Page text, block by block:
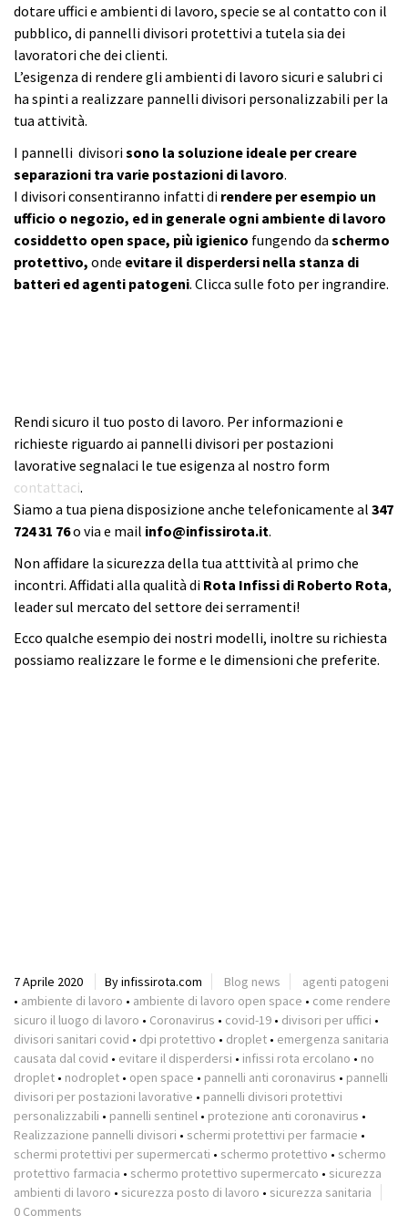
dotare uffici e ambienti di lavoro, specie se al contatto con il
pubblico, di pannelli divisori protettivi a tutela sia dei
lavoratori che dei clienti.
L’esigenza di rendere gli ambienti di lavoro sicuri e salubri ci
ha spinti a realizzare pannelli divisori personalizzabili per la
tua attività.
I pannelli divisorisono la soluzione ideale per creare
separazioni tra varie postazioni di lavoro.
I divisori consentiranno infatti di rendere per esempio un
ufficio o negozio, ed in generale ogni ambiente di lavoro
cosiddetto open space, più igienico fungendo da schermo
protettivo, onde evitare il disperdersi nella stanza di
batteri ed agenti patogeni. Clicca sulle foto per ingrandire.
Rendi sicuro il tuo posto di lavoro. Per informazioni e
richieste riguardo ai pannelli divisori per postazioni
lavorative segnalaci le tue esigenza al nostro form
contattaci.
Siamo a tua piena disposizione anche telefonicamente al 347
724 31 76o via e mail info@infissirota.it.
Non affidare la sicurezza della tua atttività al primo che
incontri. Affidati alla qualità di Rota Infissi di Roberto Rota,
leader sul mercato del settore dei serramenti!
Ecco qualche esempio dei nostri modelli, inoltre su richiesta
possiamo realizzare le forme e le dimensioni che preferite.
7 Aprile 2020 By infissirota.com Blog news
agenti patogeni
• ambiente di lavoro • ambiente di lavoro open space • come rendere
sicuro il luogo di lavoro • Coronavirus • covid-19 • divisori per uffici •
divisori sanitari covid • dpi protettivo • droplet • emergenza sanitaria
causata dal covid • evitare il disperdersi • infissi rota ercolano • no
droplet • nodroplet • open space • pannelli anti coronavirus • pannelli
divisori per postazioni lavorative • pannelli divisori protettivi
personalizzabili • pannelli sentinel • protezione anti coronavirus •
Realizzazione pannelli divisori • schermi protettivi per farmacie •
schermi protettivi per supermercati • schermo protettivo • schermo
protettivo farmacia • schermo protettivo supermercato • sicurezza
ambienti di lavoro • sicurezza posto di lavoro • sicurezza sanitaria
0 Comments